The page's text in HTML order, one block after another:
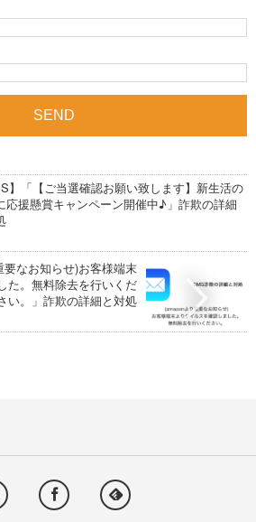
】「【ご当選確認お願い致します】新生活の
応援懸賞キャンペーン開催中♪」詐欺の詳細
要なお知らせ)お客様端末
た。無料除去を行いくだ
い。」詐欺の詳細と対処